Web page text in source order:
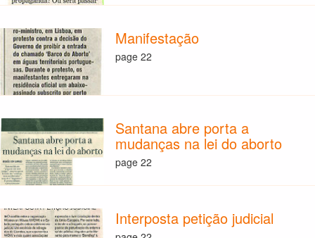
Manifestação
page 22
Santana abre porta a
mudanças na lei do aborto
page 22
Interposta petição judicial